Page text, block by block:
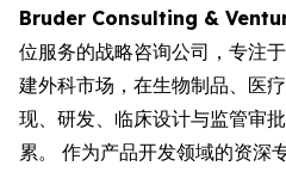
Bruder Consulting &
位服务的战略咨询公司，专注
建外科市场，在生物制品、医
现、研发、临床设计与监管审
累。 作为产品开发领域的资深